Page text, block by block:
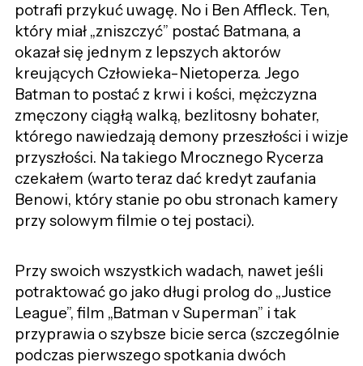
potrafi przykuć uwagę. No i Ben Affleck. Ten,
który miał „zniszczyć” postać Batmana, a
okazał się jednym z lepszych aktorów
kreujących Człowieka-Nietoperza. Jego
Batman to postać z krwi i kości, mężczyzna
zmęczony ciągłą walką, bezlitosny bohater,
którego nawiedzają demony przeszłości i wizje
przyszłości. Na takiego Mrocznego Rycerza
czekałem (warto teraz dać kredyt zaufania
Benowi, który stanie po obu stronach kamery
przy solowym filmie o tej postaci).
Przy swoich wszystkich wadach, nawet jeśli
potraktować go jako długi prolog do „Justice
League”, film „Batman v Superman” i tak
przyprawia o szybsze bicie serca (szczególnie
podczas pierwszego spotkania dwóch